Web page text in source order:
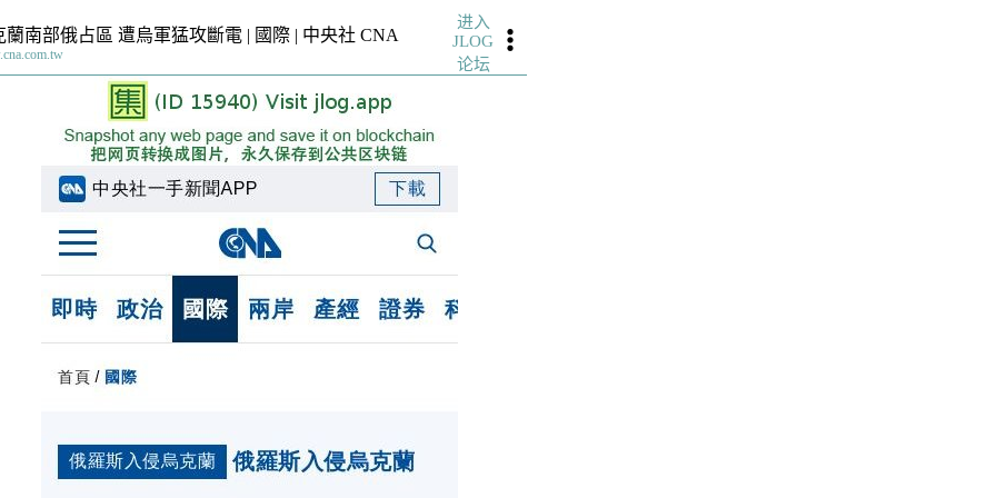
蘭南部俄占區 遭烏軍猛攻斷電 | 國際 | 中央社 CNA
进入
JLOG
论坛